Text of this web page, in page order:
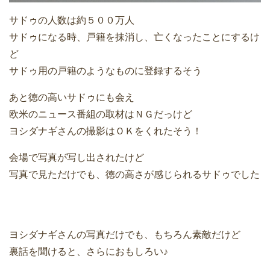
サドゥの人数は約５００万人
サドゥになる時、戸籍を抹消し、亡くなったことにするけ
ど
サドゥ用の戸籍のようなものに登録するそう
あと徳の高いサドゥにも会え
欧米のニュース番組の取材はＮＧだっけど
ヨシダナギさんの撮影はＯＫをくれたそう！
会場で写真が写し出されたけど
写真で見ただけでも、徳の高さが感じられるサドゥでした
ヨシダナギさんの写真だけでも、もちろん素敵だけど
裏話を聞けると、さらにおもしろい♪